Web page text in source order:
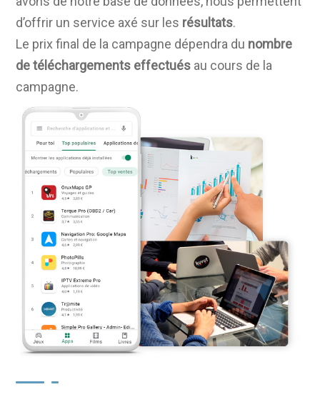
d’offrir un service axé sur les résultats.
Le prix final de la campagne dépendra du nombre
de téléchargements effectués au cours de la
campagne.